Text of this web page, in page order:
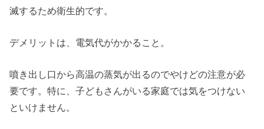
滅するため衛生的です。
デメリットは、電気代がかかること。
噴き出し口から高温の蒸気が出るのでやけどの注意が必
要です。特に、子どもさんがいる家庭では気をつけない
といけません。